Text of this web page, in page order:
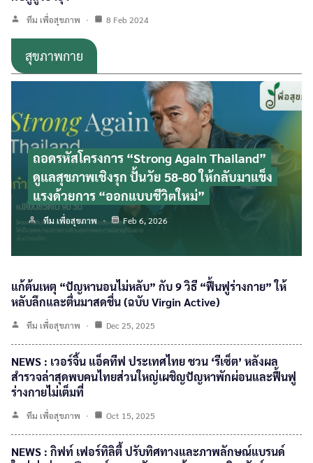
ทีม เพื่อสุขภาพ 8 Feb 2024
สุขภาพกาย
ถอดรหัสโครงการ “Strong Again Thailand”
ดูแลสุขภาพเชิงรุก ปั้นวัย 58-80 ให้กลับมาแข็ง
แรงด้วยการ “ออกแบบชีวิตใหม่”
ทีม เพื่อสุขภาพ Feb 6, 2026
แก้ต้นเหตุ “ปัญหานอนไม่หลับ” กับ 9 วิธี “ฟื้นฟูร่างกาย” ให้
หลับลึกและตื่นมาสดชื่น (ฉบับ Virgin Active)
ทีม เพื่อสุขภาพ Dec 25, 2025
NEWS : เวอร์จิ้น แอ็คทีฟ ประเทศไทย ชวน ‘รีเซ็ต’ หลังผล
สำรวจล่าสุดพบคนไทยส่วนใหญ่เผชิญปัญหาพักผ่อนและฟื้นฟู
ร่างกายไม่เต็มที่
ทีม เพื่อสุขภาพ Oct 15, 2025
NEWS : กิฟท์ เฟอร์ทิลิตี้ ปรับทิศทางและภาพลักษณ์แบรนด์